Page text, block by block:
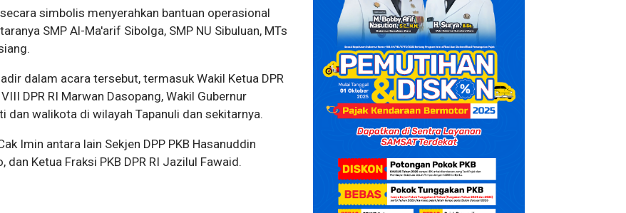
simbolis menyerahkan bantuan operasional
SMP Al-Ma'arif Sibolga, SMP NU Sibuluan, MTs
dalam acara tersebut, termasuk Wakil Ketua DPR
DPR RI Marwan Dasopang, Wakil Gubernur
dan walikota di wilayah Tapanuli dan sekitarnya.
Imin antara lain Sekjen DPP PKB Hasanuddin
Ketua Fraksi PKB DPR RI Jazilul Fawaid.